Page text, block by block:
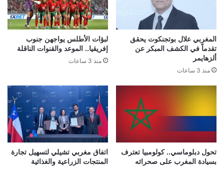
المغربي علال بوتجنكوت يحقق
تقدماً في الكشف المبكر عن
ألزهايمر
منذ 3 ساعات
لبؤات الأطلس يواجهن جنوب
إفريقيا.. الموعد والقنوات الناقلة
منذ 3 ساعات
تحول دبلوماسي.. كولومبيا تعترف
بسيادة المغرب على صحرائه
اتفاق مغربي تشيلي لتسهيل تجارة
المنتجات الزراعية والغذائية